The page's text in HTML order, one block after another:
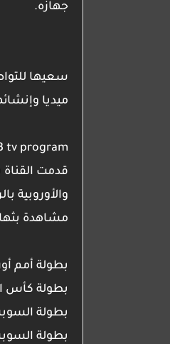
جهازه.
سعيها
ميديا
tv program
قدمت القناة
والأوروبية
مشاهدة بثها
بطولة أمم
بطولة كأس
بطولة
بطولة